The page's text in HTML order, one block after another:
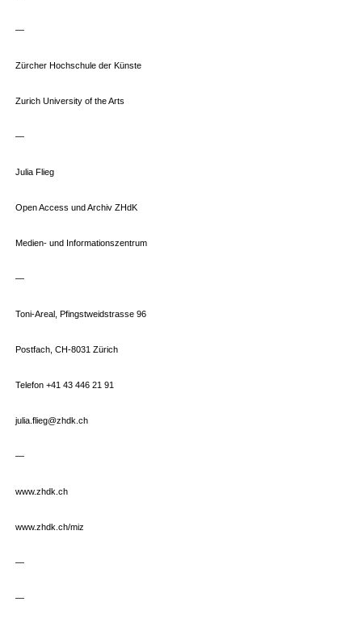
—
Zürcher Hochschule der Künste
Zurich University of the Arts
—
Julia Flieg
Open Access und Archiv ZHdK
Medien- und Informationszentrum
—
Toni-Areal, Pfingstweidstrasse 96
Postfach, CH-8031 Zürich
Telefon +41 43 446 21 91
julia.flieg@zhdk.ch
—
www.zhdk.ch
www.zhdk.ch/miz
—
—